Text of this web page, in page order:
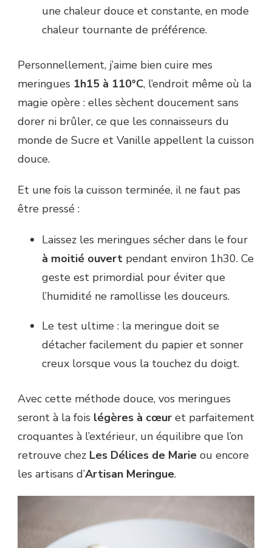
une chaleur douce et constante, en mode
chaleur tournante de préférence.
Personnellement, j’aime bien cuire mes
meringues 1h15 à 110°C, l’endroit même où la
magie opère : elles sèchent doucement sans
dorer ni brûler, ce que les connaisseurs du
monde de Sucre et Vanille appellent la cuisson
douce.
Et une fois la cuisson terminée, il ne faut pas
être pressé :
Laissez les meringues sécher dans le four
à moitié ouvert pendant environ 1h30. Ce
geste est primordial pour éviter que
l’humidité ne ramollisse les douceurs.
Le test ultime : la meringue doit se
détacher facilement du papier et sonner
creux lorsque vous la touchez du doigt.
Avec cette méthode douce, vos meringues
seront à la fois légères à cœur et parfaitement
croquantes à l’extérieur, un équilibre que l’on
retrouve chez Les Délices de Marie ou encore
les artisans d’Artisan Meringue.